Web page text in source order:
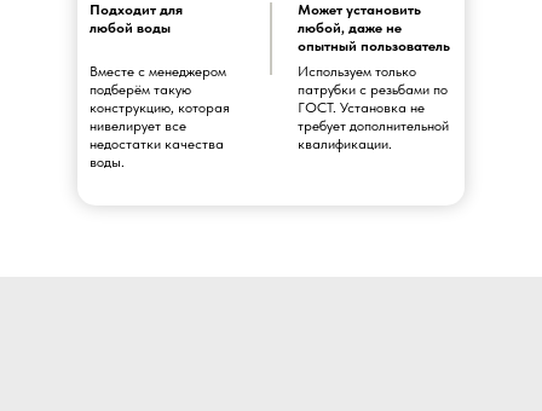
Подходит для
любой воды
Вместе с менеджером
подберём такую
конструкцию, которая
нивелирует все
недостатки качества
воды.
Может установить
любой, даже не
опытный пользователь
Используем только
патрубки с резьбами по
ГОСТ. Установка не
требует дополнительной
квалификации.